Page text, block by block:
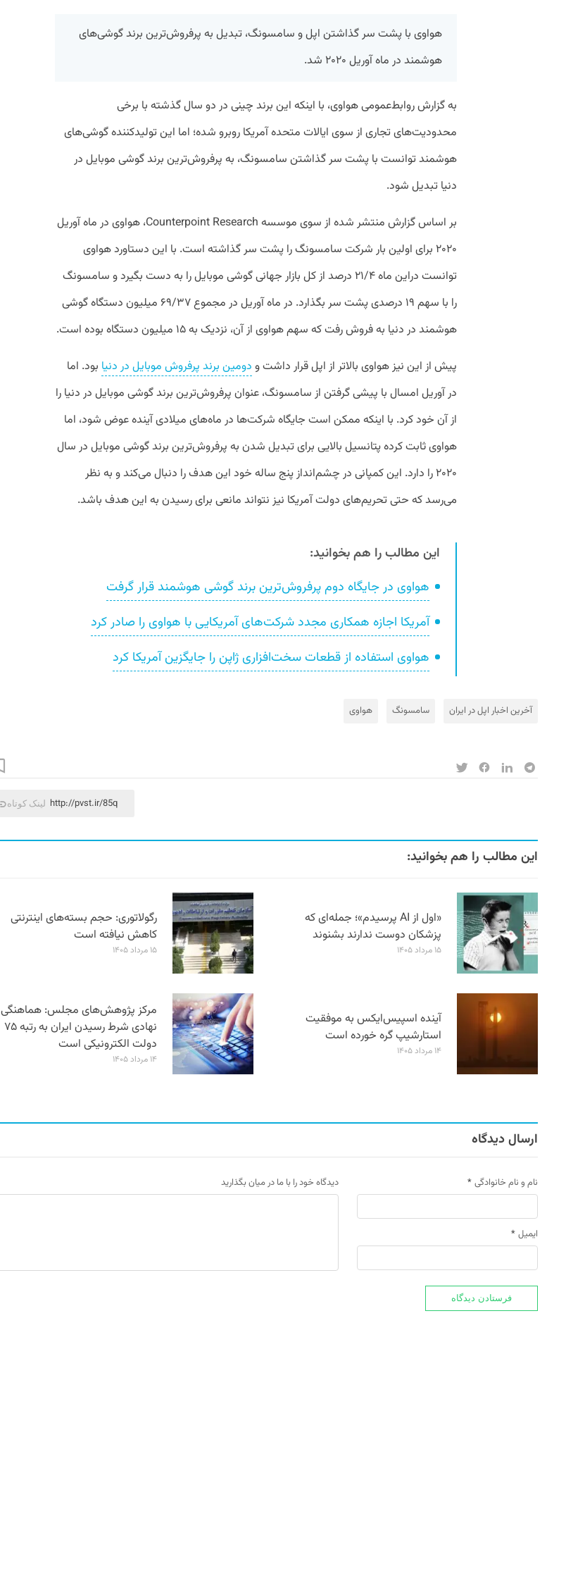
هواوی با پشت سر گذاشتن اپل و سامسونگ، تبدیل به پرفروش‌ترین برند گوشی‌های
هوشمند در ماه آوریل ۲۰۲۰ شد.
به گزارش روابط‌عمومی هواوی، با اینکه این برند چینی در دو سال گذشته با برخی
محدودیت‌های تجاری از سوی ایالات متحده آمریکا روبرو شده؛ اما این تولیدکننده گوشی‌های
هوشمند توانست با پشت سر گذاشتن سامسونگ، به پرفروش‌ترین برند گوشی موبایل در
دنیا تبدیل شود.
بر اساس گزارش منتشر شده از سوی موسسه Counterpoint Research، هواوی در ماه آوریل
۲۰۲۰ برای اولین بار شرکت سامسونگ را پشت سر گذاشته است. با این دستاورد هواوی
توانست دراین ماه ۲۱/۴ درصد از کل بازار جهانی گوشی موبایل را به دست بگیرد و سامسونگ
را با سهم ۱۹ درصدی پشت سر بگذارد. در ماه آوریل در مجموع ۶۹/۳۷ میلیون دستگاه گوشی
هوشمند در دنیا به فروش رفت که سهم هواوی از آن، نزدیک به ۱۵ میلیون دستگاه بوده است.
پیش از این نیز هواوی بالاتر از اپل قرار داشت و دومین برند پرفروش موبایل در دنیا بود. اما
در آوریل امسال با پیشی گرفتن از سامسونگ، عنوان پرفروش‌ترین برند گوشی موبایل در دنیا را
از آن خود کرد. با اینکه ممکن است جایگاه شرکت‌ها در ماه‌های میلادی آینده عوض شود، اما
هواوی ثابت کرده پتانسیل بالایی برای تبدیل شدن به پرفروش‌ترین برند گوشی موبایل در سال
۲۰۲۰ را دارد. این کمپانی در چشم‌انداز پنج ساله خود این هدف را دنبال می‌کند و به نظر
می‌رسد که حتی تحریم‌های دولت آمریکا نیز نتواند مانعی برای رسیدن به این هدف باشد.
این مطالب را هم بخوانید:
هواوی در جایگاه دوم پرفروش‌ترین برند گوشی‌ هوشمند قرار گرفت
آمریکا اجازه همکاری مجدد شرکت‌های آمریکایی با هواوی را صادر کرد
هواوی استفاده از قطعات سخت‌افزاری ژاپن را جایگزین آمریکا کرد
آخرین اخبار اپل در ایران سامسونگ هواوی
لینک کوتاه http://pvst.ir/85q
این مطالب را هم بخوانید:
«اول از AI پرسیدم»؛ جمله‌ای که
پزشکان دوست ندارند بشنوند
۱۵ مرداد ۱۴۰۵
رگولاتوری: حجم بسته‌های اینترنتی
کاهش نیافته است
۱۵ مرداد ۱۴۰۵
آینده اسپیس‌ایکس به موفقیت
استارشیپ گره خورده است
۱۴ مرداد ۱۴۰۵
مرکز پژوهش‌های مجلس: هماهنگی
نهادی شرط رسیدن ایران به رتبه ۷۵
دولت الکترونیکی است
۱۴ مرداد ۱۴۰۵
ارسال دیدگاه
نام و نام خانوادگی *
ایمیل *
دیدگاه خود را با ما در میان بگذارید